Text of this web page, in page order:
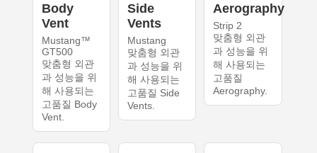
Body
Vent
Mustang™
GT500
맞춤형 외관
과 성능을 위
해 사용되는
고품질 Body
Vent.
Side
Vents
Mustang
맞춤형 외관
과 성능을 위
해 사용되는
고품질 Side
Vents.
Aerography
Strip 2
맞춤형 외관
과 성능을 위
해 사용되는
고품질
Aerography.